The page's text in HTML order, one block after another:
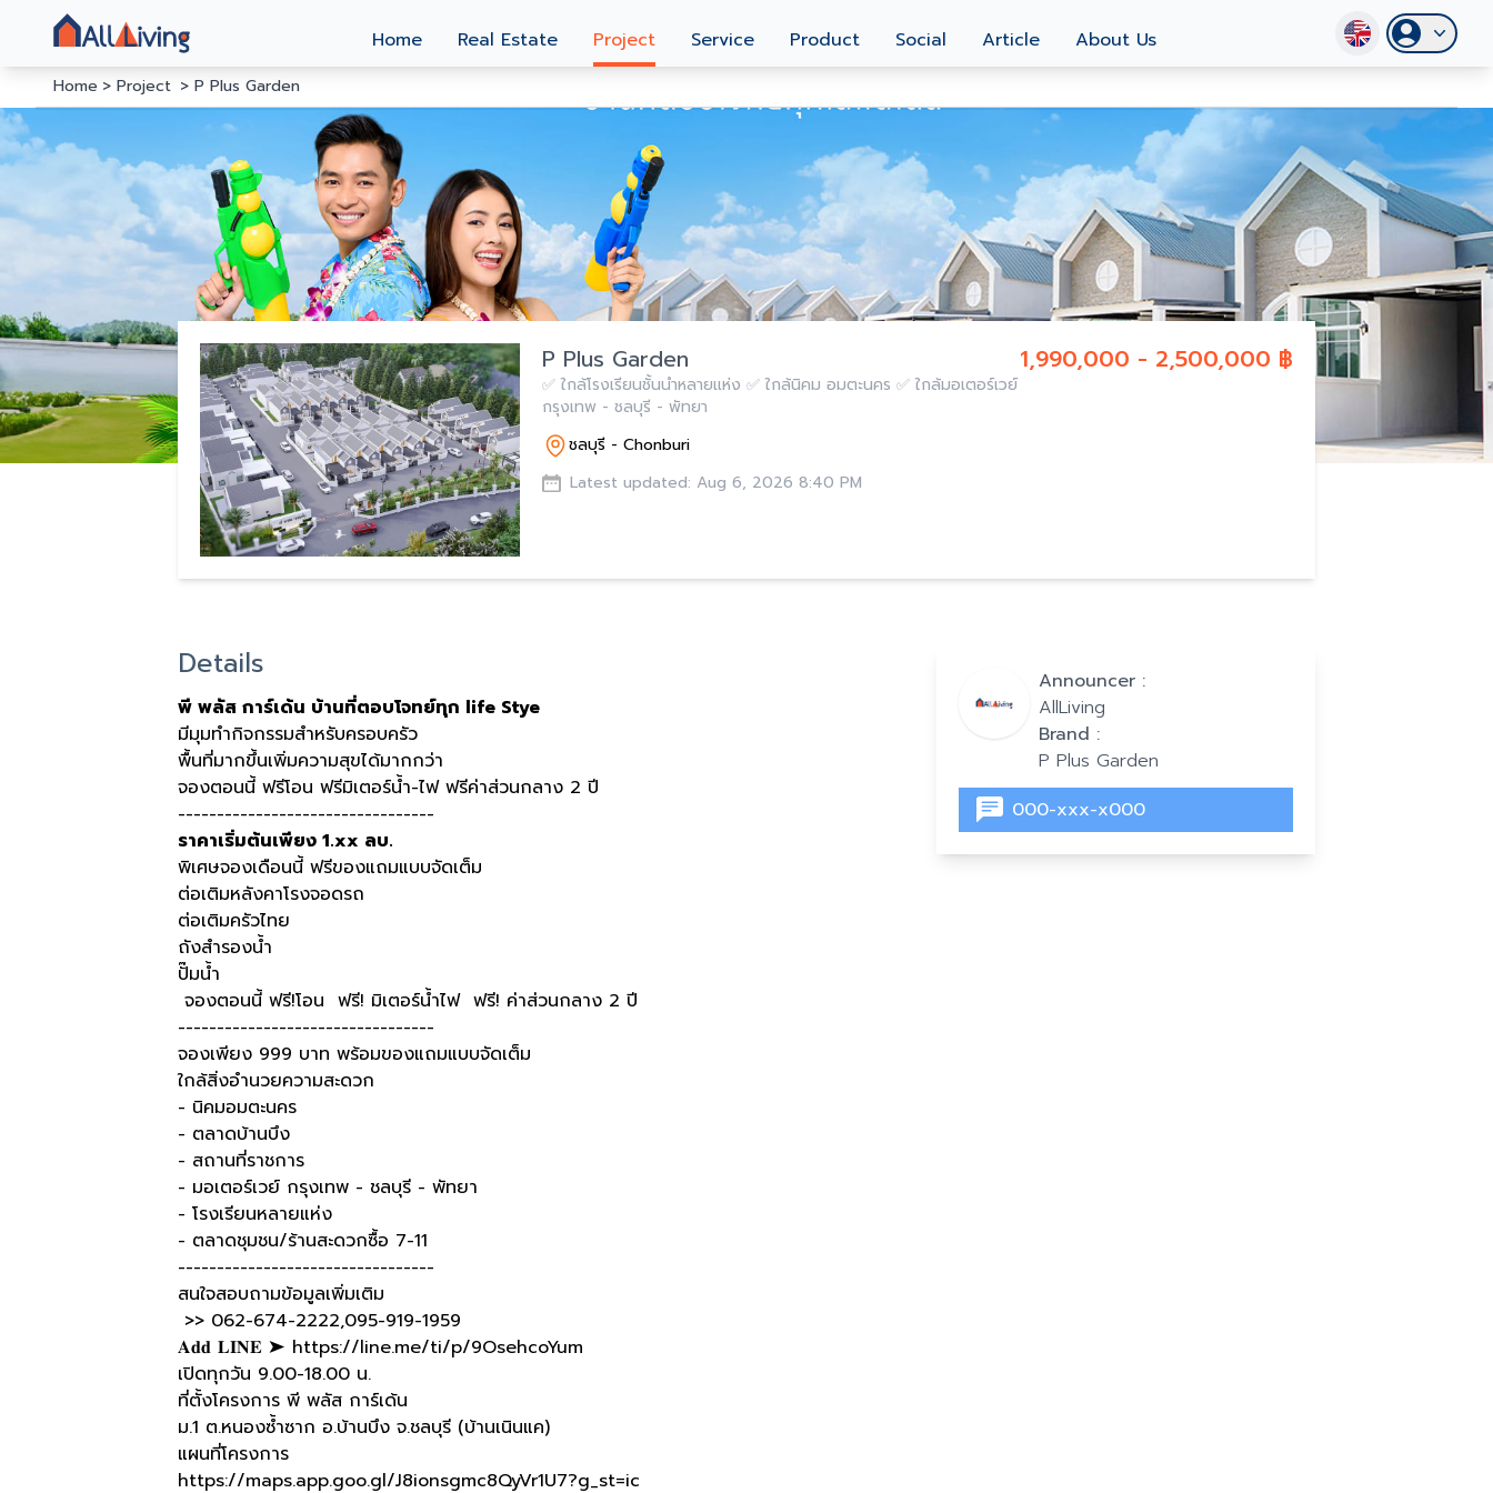
Home Real Estate Project Service Product Social Article About Us
Home Project P Plus Garden
1,990,000 - 2,500,000 ฿
P Plus Garden
✅ ใกล้โรงเรียนชั้นนำหลายแห่ง ✅ ใกล้นิคม อมตะนคร ✅ ใกล้มอเตอร์เวย์
กรุงเทพ - ชลบุรี - พัทยา
ชลบุรี - Chonburi
Latest updated: Aug 6, 2026 8:40 PM
Details
พี พลัส การ์เด้น บ้านที่ตอบโจทย์ทุก life Stye
มีมุมทำกิจกรรมสำหรับครอบครัว
พื้นที่มากขึ้นเพิ่มความสุขได้มากกว่า
จองตอนนี้ ฟรีโอน ฟรีมิเตอร์น้ำ-ไฟ ฟรีค่าส่วนกลาง 2 ปี
---------------------------------
ราคาเริ่มต้นเพียง 1.xx ลบ.
พิเศษจองเดือนนี้ ฟรีของแถมแบบจัดเต็ม
ต่อเติมหลังคาโรงจอดรถ
ต่อเติมครัวไทย
ถังสำรองน้ำ
ปั๊มน้ำ
จองตอนนี้ ฟรี!โอน ฟรี! มิเตอร์น้ำไฟ ฟรี! ค่าส่วนกลาง 2 ปี
---------------------------------
จองเพียง 999 บาท พร้อมของแถมแบบจัดเต็ม
ใกล้สิ่งอำนวยความสะดวก
- นิคมอมตะนคร
- ตลาดบ้านบึง
- สถานที่ราชการ
- มอเตอร์เวย์ กรุงเทพ - ชลบุรี - พัทยา
- โรงเรียนหลายแห่ง
- ตลาดชุมชน/ร้านสะดวกซื้อ 7-11
---------------------------------
สนใจสอบถามข้อมูลเพิ่มเติม
>> 062-674-2222,095-919-1959
𝐀𝐝𝐝 𝐋𝐈𝐍𝐄 ➤ https://line.me/ti/p/9OsehcoYum
เปิดทุกวัน 9.00-18.00 น.
ที่ตั้งโครงการ พี พลัส การ์เด้น
ม.1 ต.หนองซ้ำซาก อ.บ้านบึง จ.ชลบุรี (บ้านเนินแค)
แผนที่โครงการ
https://maps.app.goo.gl/J8ionsgmc8QyVr1U7?g_st=ic
Announcer :
AllLiving
Brand :
P Plus Garden
000-xxx-x000